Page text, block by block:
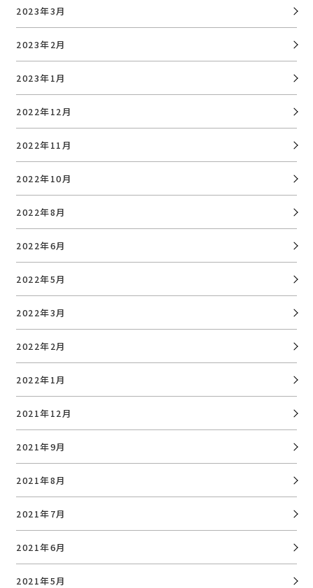
2023年3月
2023年2月
2023年1月
2022年12月
2022年11月
2022年10月
2022年8月
2022年6月
2022年5月
2022年3月
2022年2月
2022年1月
2021年12月
2021年9月
2021年8月
2021年7月
2021年6月
2021年5月